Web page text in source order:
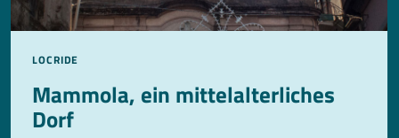
LOCRIDE
Mammola, ein mittelalterliches
Dorf